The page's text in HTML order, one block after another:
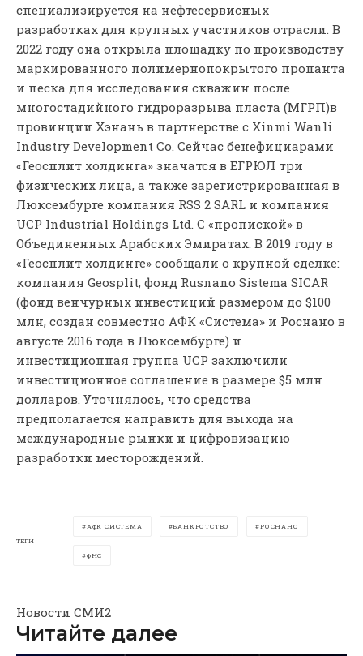
специализируется на нефтесервисных
разработках для крупных участников отрасли. В
2022 году она открыла площадку по производству
маркированного полимернопокрытого пропанта
и песка для исследования скважин после
многостадийного гидроразрыва пласта (МГРП)в
провинции Хэнань в партнерстве с Xinmi Wanli
Industry Development Co. Сейчас бенефициарами
«Геосплит холдинга» значатся в ЕГРЮЛ три
физических лица, а также зарегистрированная в
Люксембурге компания RSS 2 SARL и компания
UCP Industrial Holdings Ltd. С «пропиской» в
Объединенных Арабских Эмиратах. В 2019 году в
«Геосплит холдинге» сообщали о крупной сделке:
компания Geosplit, фонд Rusnano Sistema SICAR
(фонд венчурных инвестиций размером до $100
млн, создан совместно АФК «Система» и Роснано в
августе 2016 года в Люксембурге) и
инвестиционная группа UCP заключили
инвестиционное соглашение в размере $5 млн
долларов. Уточнялось, что средства
предполагается направить для выхода на
международные рынки и цифровизацию
разработки месторождений.
ТЕГИ
АФК СИСТЕМА БАНКРОТСТВО РОСНАНО
ФНС
Новости СМИ2
Читайте далее